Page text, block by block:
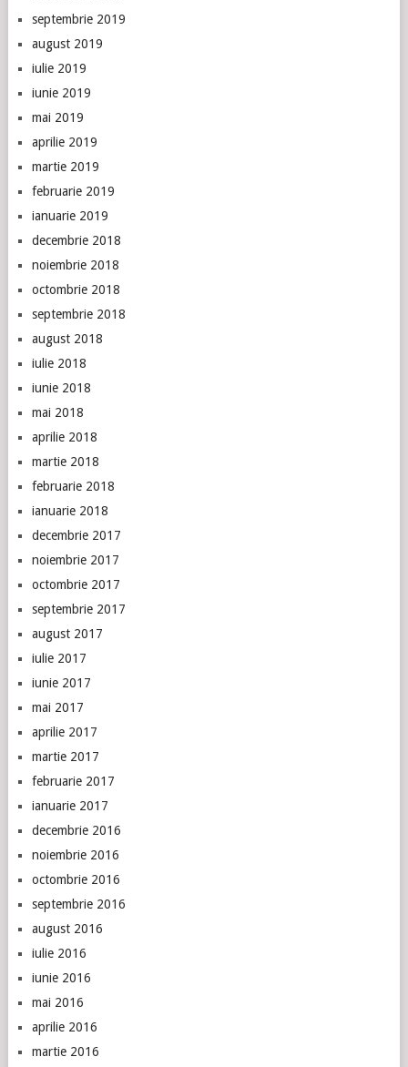
septembrie 2019
august 2019
iulie 2019
iunie 2019
mai 2019
aprilie 2019
martie 2019
februarie 2019
ianuarie 2019
decembrie 2018
noiembrie 2018
octombrie 2018
septembrie 2018
august 2018
iulie 2018
iunie 2018
mai 2018
aprilie 2018
martie 2018
februarie 2018
ianuarie 2018
decembrie 2017
noiembrie 2017
octombrie 2017
septembrie 2017
august 2017
iulie 2017
iunie 2017
mai 2017
aprilie 2017
martie 2017
februarie 2017
ianuarie 2017
decembrie 2016
noiembrie 2016
octombrie 2016
septembrie 2016
august 2016
iulie 2016
iunie 2016
mai 2016
aprilie 2016
martie 2016